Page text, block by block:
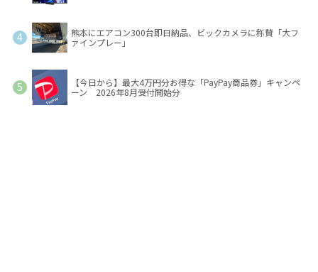
熊本にエアコン300台即日納品、ビックカメラに称賛「大フ
ァインプレー」
【今日から】最大4万円分お得な「PayPay商品券」キャンペ
ーン 2026年8月受付開始分